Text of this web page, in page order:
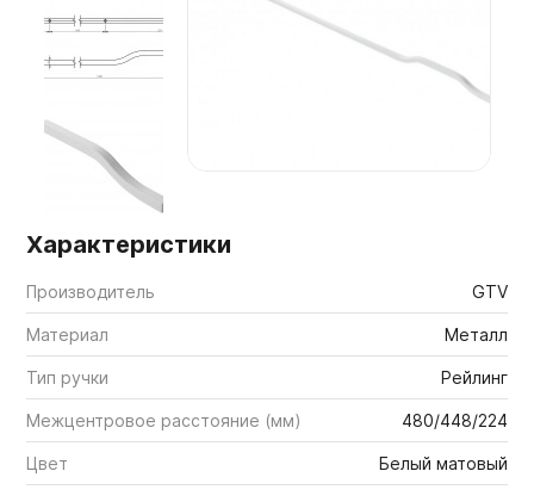
Характеристики
Производитель GTV
Материал Металл
Тип ручки Рейлинг
Межцентровое расстояние (мм) 480/448/224
Цвет Белый матовый